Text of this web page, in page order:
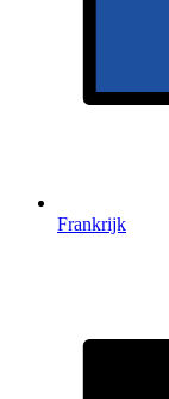
Frankrijk